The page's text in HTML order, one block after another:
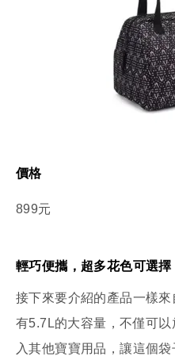
價格
899元
輕巧便攜，超多花色可選擇
接下來要介紹的產品一樣
有5.7L的大容量，不僅可
入其他寶寶用品，讓這個